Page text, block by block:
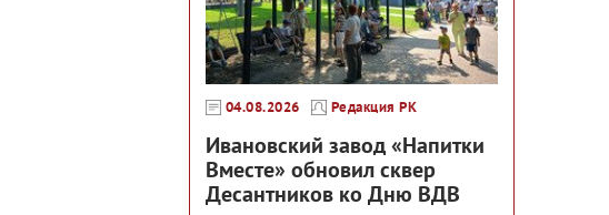
04.08.2026 Редакция РК
Ивановский завод «Напитки
Вместе» обновил сквер
Десантников ко Дню ВДВ